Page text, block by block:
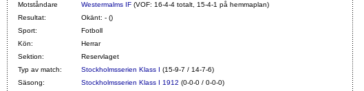
Motståndare
Westermalms IF (VOF: 16-4-4 totalt, 15-4-1 på hemmaplan)
Resultat:
Okänt: - ()
Sport:
Fotboll
Kön:
Herrar
Sektion:
Reservlaget
Typ av match:
Stockholmsserien Klass I (15-9-7 / 14-7-6)
Säsong:
Stockholmsserien Klass I 1912 (0-0-0 / 0-0-0)